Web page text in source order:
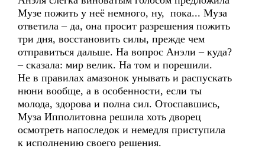
Музе пожить у неё немного, ну, пока... Муза
ответила – да, она просит разрешения пожить
три дня, восстановить силы, прежде чем
отправиться дальше. На вопрос Анэли – куда?
– сказала: мир велик. На том и порешили.
Не в правилах амазонок унывать и распускать
нюни вообще, а в особенности, если ты
молода, здорова и полна сил. Отоспавшись,
Муза Ипполитовна решила хоть дворец
осмотреть напоследок и немедля приступила
к исполнению своего решения.